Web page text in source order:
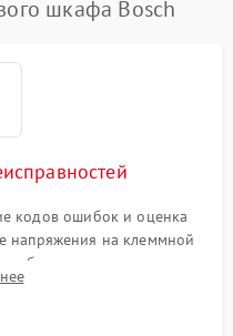
шкафа Bosch
кодов ошибок и оценка
напряжения на клеммной
с нагревом,
или блокировкой дверцы.